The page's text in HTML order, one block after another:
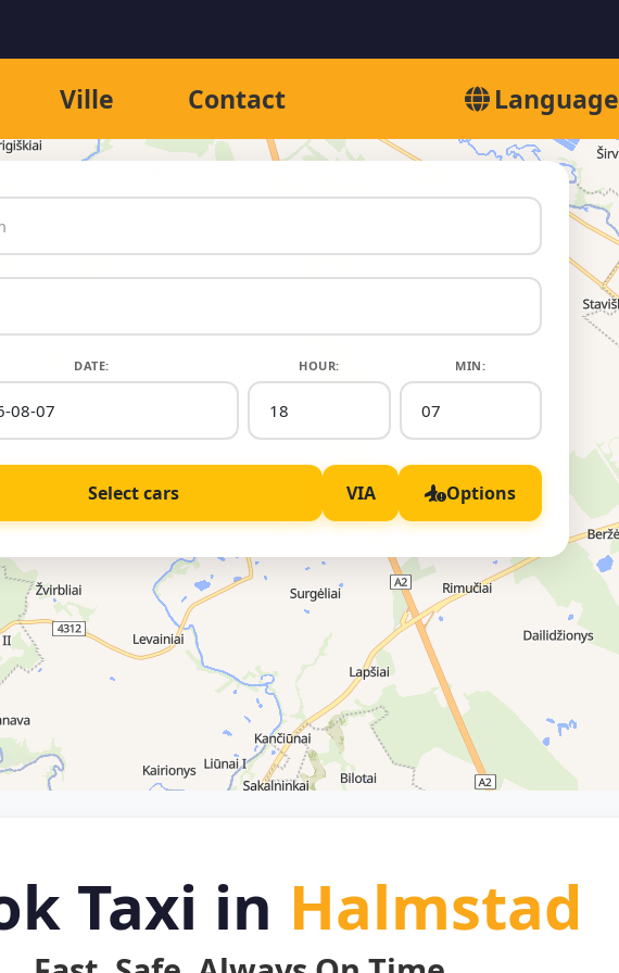
Ville Contact Language
DATE: HOUR: MIN:
Select cars VIA Options
Taxi in Halmstad